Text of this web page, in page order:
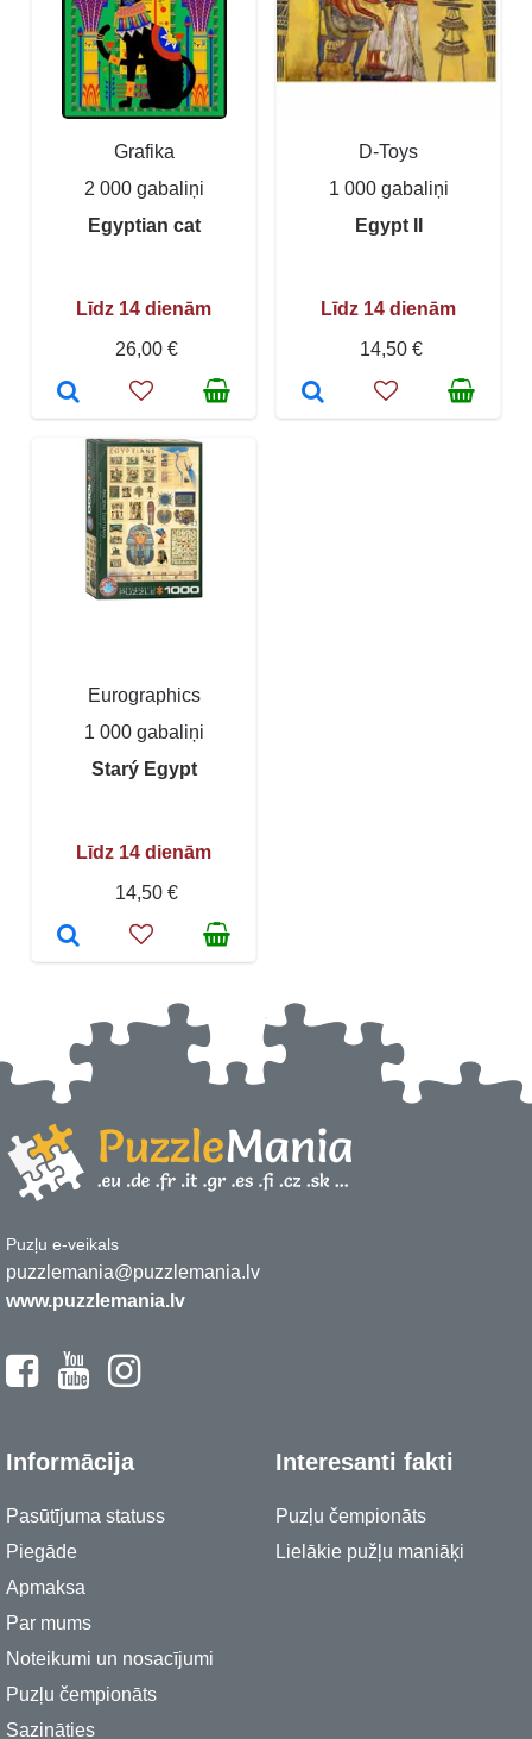
Grafika
2 000 gabaliņi
Egyptian cat
Līdz 14 dienām
26,00 €
D-Toys
1 000 gabaliņi
Egypt II
Līdz 14 dienām
14,50 €
Eurographics
1 000 gabaliņi
Starý Egypt
Līdz 14 dienām
14,50 €
Puzļu e-veikals
puzzlemania@puzzlemania.lv
www.puzzlemania.lv
Informācija
Pasūtījuma statuss
Piegāde
Apmaksa
Par mums
Noteikumi un nosacījumi
Puzļu čempionāts
Sazināties
Interesanti fakti
Puzļu čempionāts
Lielākie pužļu maniāķi